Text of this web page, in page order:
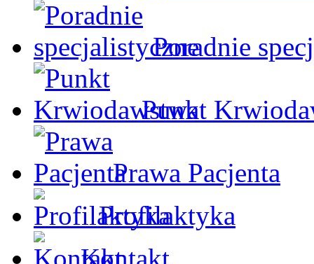
Poradnie
Punkt
Prawa Pacjenta
Profilaktyka